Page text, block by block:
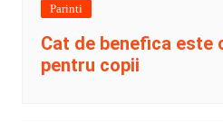
Parinti
Cat de benefica este
pentru copii